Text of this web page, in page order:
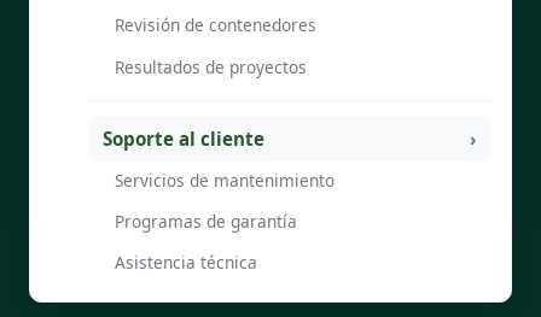
Revisión de contenedores
Resultados de proyectos
Soporte al cliente
Servicios de mantenimiento
Programas de garantía
Asistencia técnica